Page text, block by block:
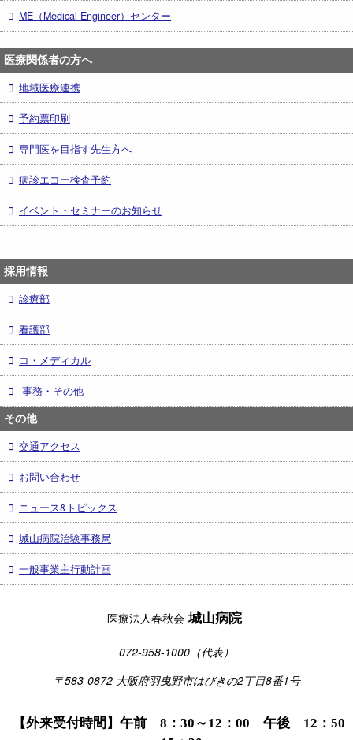
ME（Medical Engineer）センター
医療関係者の方へ
地域医療連携
予約票印刷
専門医を目指す先生方へ
病診エコー検査予約
イベント・セミナーのお知らせ
採用情報
診療部
看護部
コ・メディカル
事務・その他
その他
交通アクセス
お問い合わせ
ニュース&トピックス
城山病院治験事務局
一般事業主行動計画
医療法人春秋会 城山病院
072-958-1000（代表）
〒583-0872 大阪府羽曳野市はびきの2丁目8番1号
【外来受付時間】午前 8：30～12：00 午後 12：50